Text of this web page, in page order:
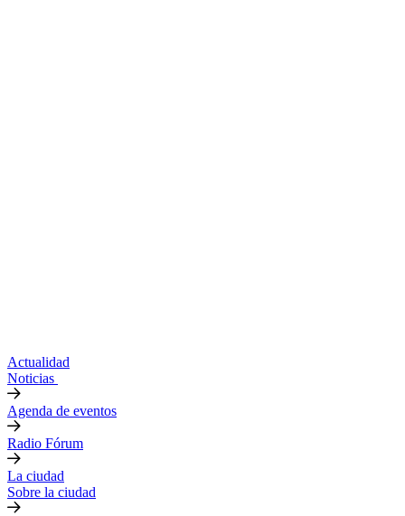
Actualidad
Noticias
Agenda de eventos
Radio Fórum
La ciudad
Sobre la ciudad